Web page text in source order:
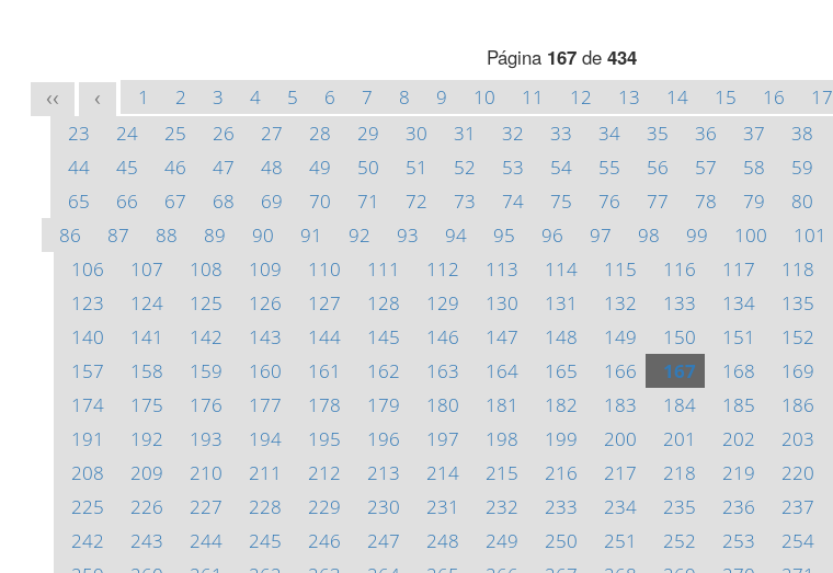
Página 167de 434
<< < 1 2 3 4 5 6 7 8 9 10 11 12 13 14 15 16 17
23
24 25 26 27 28 29 30 31 32 33 34 35 36 37 38
44
45 46 47 48 49 50 51 52 53 54 55 56 57 58 59
65
66 67 68 69 70 71 72 73 74 75 76 77 78 79 80
86
87 88 89 90 91 92 93 94 95 96 97 98 99 100 101
106
107 108 109 110 111 112 113 114 115 116 117 118
123
124 125 126 127 128 129 130 131 132 133 134 135
140
141 142 143 144 145 146 147 148 149 150 151 152
157
158 159 160 161 162 163 164 165 166 167 168 169
174
175 176 177 178 179 180 181 182 183 184 185 186
191
192 193 194 195 196 197 198 199 200 201 202 203
208
209 210 211 212 213 214 215 216 217 218 219 220
225
226 227 228 229 230 231 232 233 234 235 236 237
242
243 244 245 246 247 248 249 250 251 252 253 254